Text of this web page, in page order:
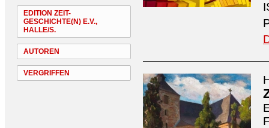
EDITION ZEIT-
GESCHICHTE(N) E.V.,
HALLE/S.
AUTOREN
VERGRIFFEN